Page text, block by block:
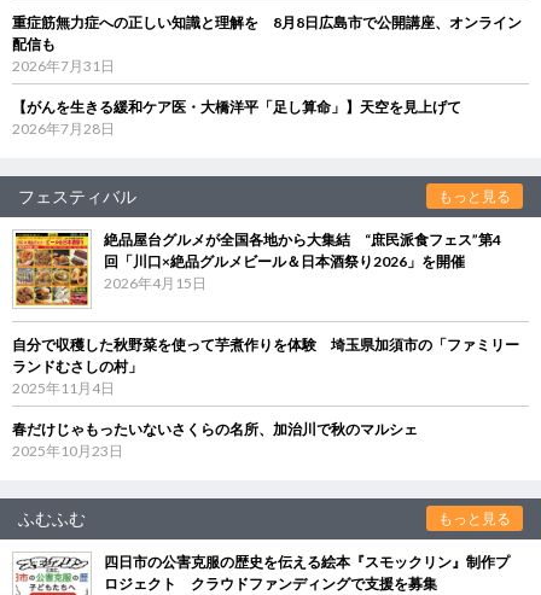
重症筋無力症への正しい知識と理解を 8月8日広島市で公開講座、オンライン
配信も
2026年7月31日
【がんを生きる緩和ケア医・大橋洋平「足し算命」】天空を見上げて
2026年7月28日
フェスティバル もっと見る
絶品屋台グルメが全国各地から大集結 “庶民派食フェス”第4
回「川口×絶品グルメビール＆日本酒祭り2026」を開催
2026年4月15日
自分で収穫した秋野菜を使って芋煮作りを体験 埼玉県加須市の「ファミリー
ランドむさしの村」
2025年11月4日
春だけじゃもったいないさくらの名所、加治川で秋のマルシェ
2025年10月23日
ふむふむ もっと見る
四日市の公害克服の歴史を伝える絵本『スモックリン』制作プ
ロジェクト クラウドファンディングで支援を募集